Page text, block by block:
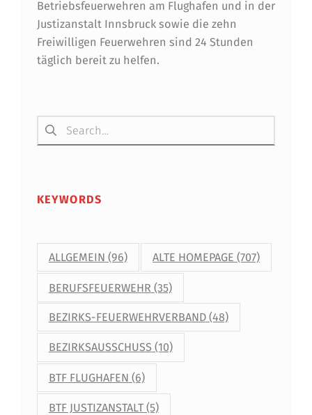
Betriebsfeuerwehren am Flughafen und in der
Justizanstalt Innsbruck sowie die zehn
Freiwilligen Feuerwehren sind 24 Stunden
täglich bereit zu helfen.
Suchen nach:
KEYWORDS
ALLGEMEIN (96) ALTE HOMEPAGE (707)
BERUFSFEUERWEHR (35)
BEZIRKS-FEUERWEHRVERBAND(48)
BEZIRKSAUSSCHUSS (10)
BTF FLUGHAFEN (6)
BTF JUSTIZANSTALT(5)